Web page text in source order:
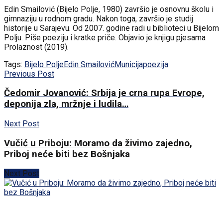
Edin Smailović (Bijelo Polje, 1980) završio je osnovnu školu i
gimnaziju u rodnom gradu. Nakon toga, završio je studij
historije u Sarajevu. Od 2007. godine radi u biblioteci u Bijelom
Polju. Piše poeziju i kratke priče. Objavio je knjigu pjesama
Prolaznost (2019).
Tags: Bijelo PoljeEdin SmailovićMunicijapoezija
Previous Post
Čedomir Jovanović: Srbija je crna rupa Evrope,
deponija zla, mržnje i ludila…
Next Post
Vučić u Priboju: Moramo da živimo zajedno,
Priboj neće biti bez Bošnjaka
Next Post